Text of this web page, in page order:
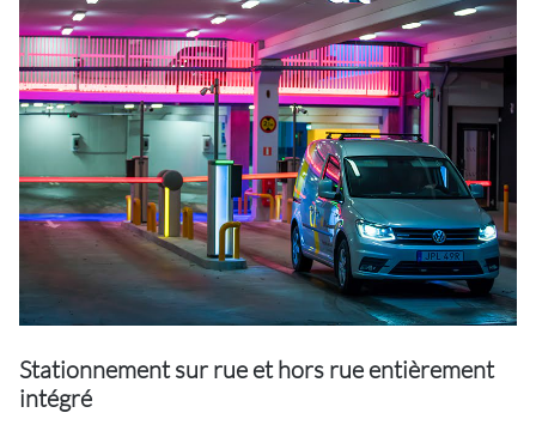
Stationnement sur rue et hors rue entièrement
intégré